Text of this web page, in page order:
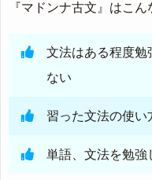
『マドンナ古文』はこん
文法はある程度勉
ない
習った文法の使い
単語、文法を勉強